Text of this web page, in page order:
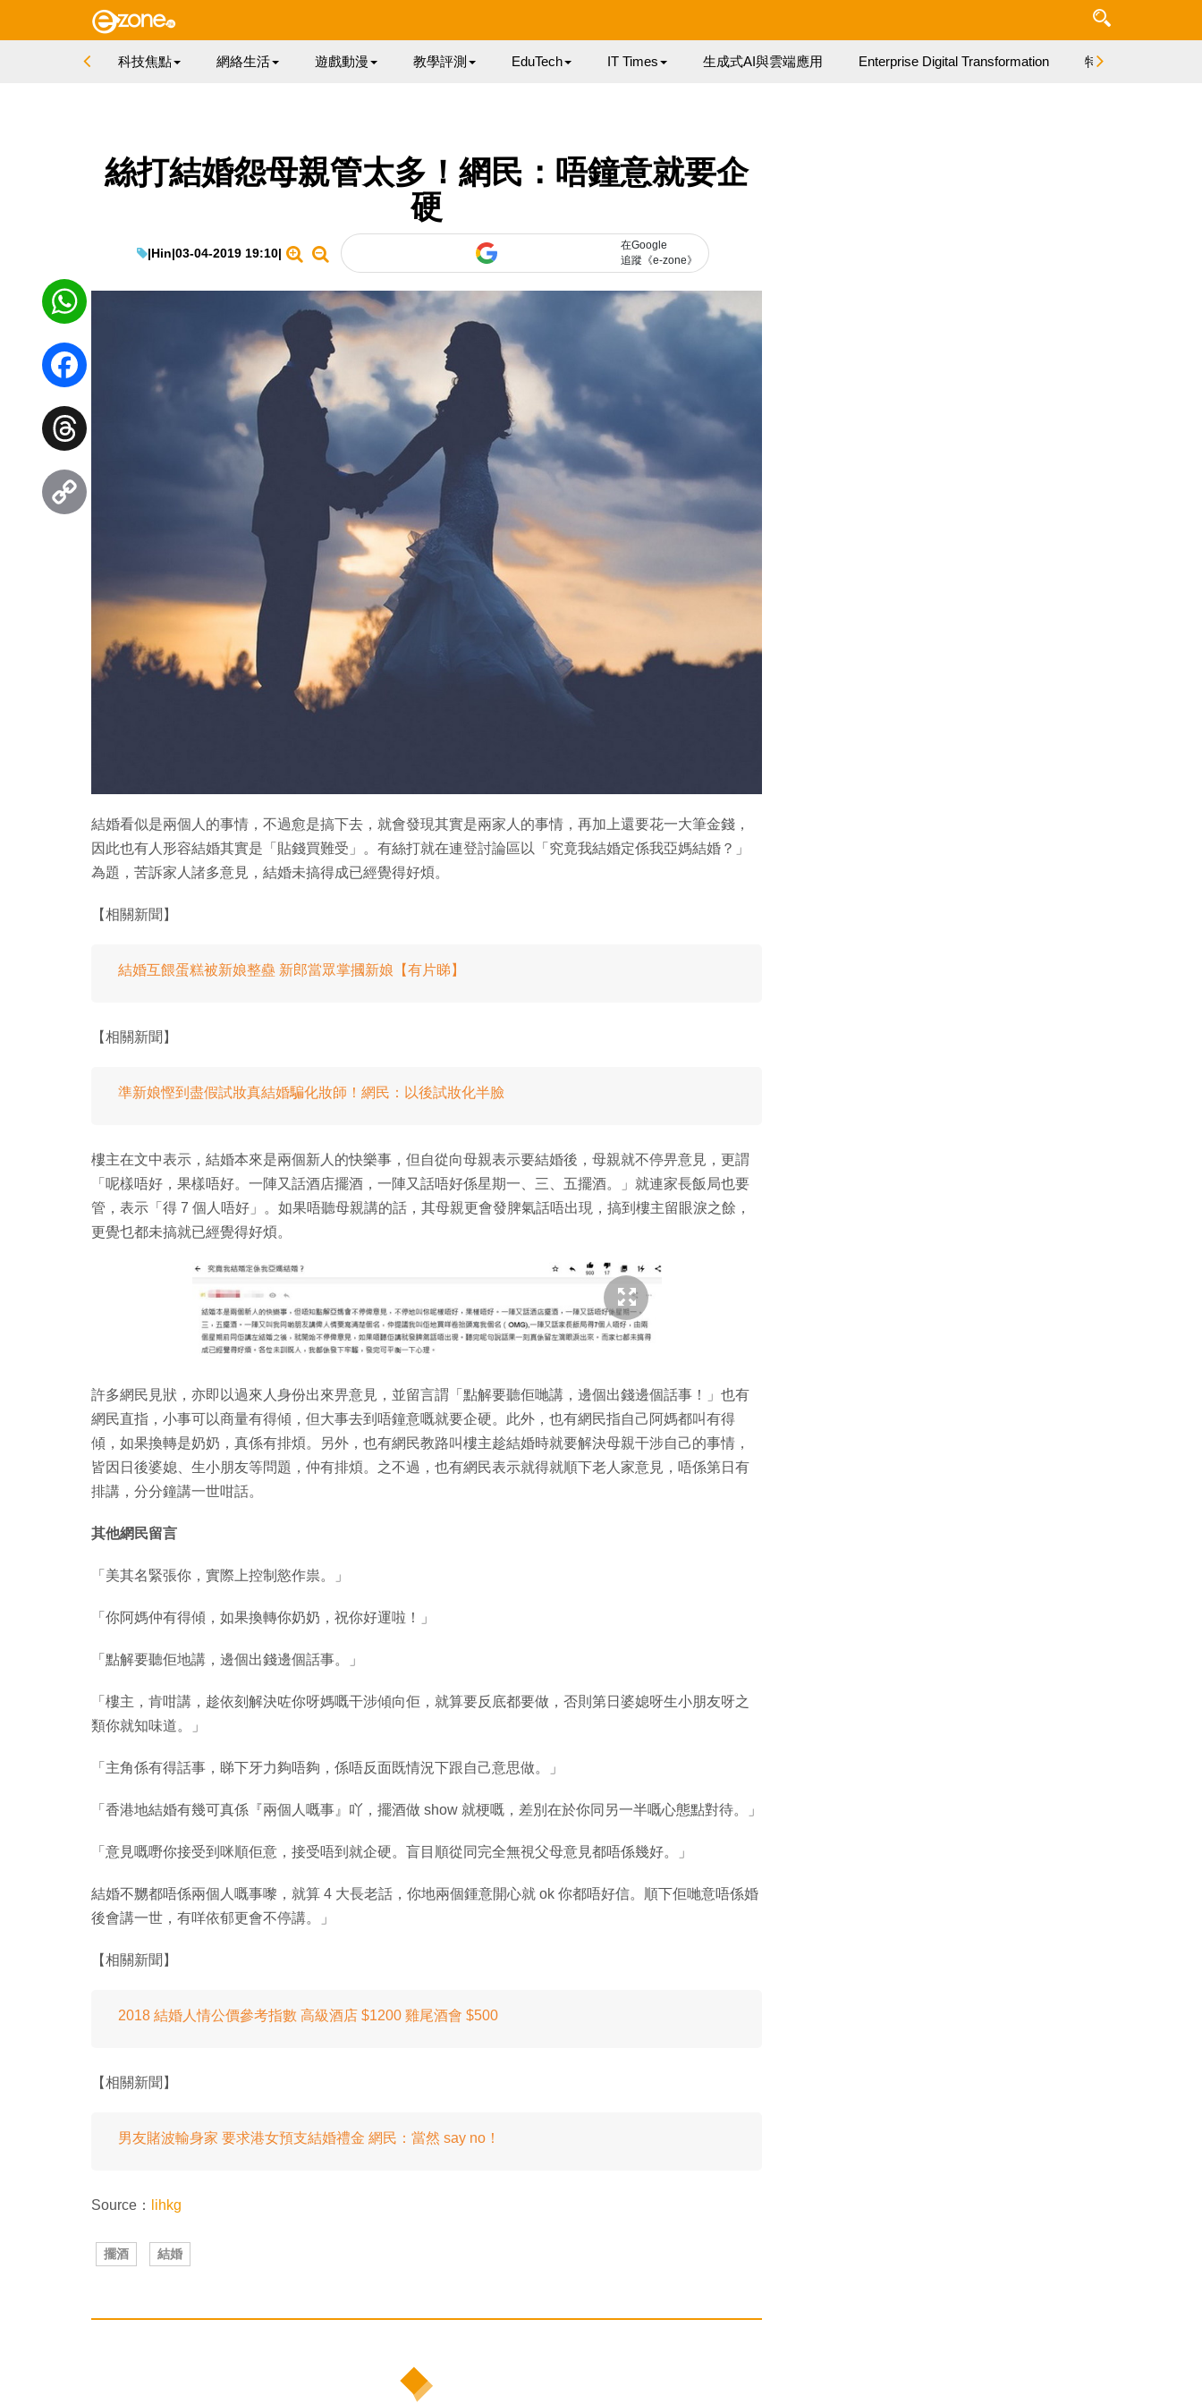
科技焦點 網絡生活 遊戲動漫 教學評測 EduTech IT Times 生成式AI與雲端應用 Enterprise Digital Transformation 特集
絲打結婚怨母親管太多！網民：唔鐘意就要企
硬
|Hin|03-04-2019 19:10|
在Google
追蹤《e-zone》
結婚看似是兩個人的事情，不過愈是搞下去，就會發現其實是兩家人的事情，再加上還要花一大筆金錢，
因此也有人形容結婚其實是「貼錢買難受」。有絲打就在連登討論區以「究竟我結婚定係我亞媽結婚？」
為題，苦訴家人諸多意見，結婚未搞得成已經覺得好煩。
【相關新聞】
結婚互餵蛋糕被新娘整蠱 新郎當眾掌摑新娘【有片睇】
【相關新聞】
準新娘慳到盡假試妝真結婚騙化妝師！網民：以後試妝化半臉
樓主在文中表示，結婚本來是兩個新人的快樂事，但自從向母親表示要結婚後，母親就不停畀意見，更謂
「呢樣唔好，果樣唔好。一陣又話酒店擺酒，一陣又話唔好係星期一、三、五擺酒。」就連家長飯局也要
管，表示「得 7 個人唔好」。如果唔聽母親講的話，其母親更會發脾氣話唔出現，搞到樓主留眼淚之餘，
更覺乜都未搞就已經覺得好煩。
許多網民見狀，亦即以過來人身份出來畀意見，並留言謂「點解要聽佢哋講，邊個出錢邊個話事！」也有
網民直指，小事可以商量有得傾，但大事去到唔鐘意嘅就要企硬。此外，也有網民指自己阿媽都叫有得
傾，如果換轉是奶奶，真係有排煩。另外，也有網民教路叫樓主趁結婚時就要解決母親干涉自己的事情，
皆因日後婆媳、生小朋友等問題，仲有排煩。之不過，也有網民表示就得就順下老人家意見，唔係第日有
排講，分分鐘講一世咁話。
其他網民留言
「美其名緊張你，實際上控制慾作祟。」
「你阿媽仲有得傾，如果換轉你奶奶，祝你好運啦！」
「點解要聽佢地講，邊個出錢邊個話事。」
「樓主，肯咁講，趁依刻解決咗你呀媽嘅干涉傾向佢，就算要反底都要做，否則第日婆媳呀生小朋友呀之
類你就知味道。」
「主角係有得話事，睇下牙力夠唔夠，係唔反面既情況下跟自己意思做。」
「香港地結婚有幾可真係『兩個人嘅事』吖，擺酒做 show 就梗嘅，差別在於你同另一半嘅心態點對待。」
「意見嘅嘢你接受到咪順佢意，接受唔到就企硬。盲目順從同完全無視父母意見都唔係幾好。」
結婚不嬲都唔係兩個人嘅事嚟，就算 4 大長老話，你地兩個鍾意開心就 ok 你都唔好信。順下佢哋意唔係婚
後會講一世，有咩依郁更會不停講。」
【相關新聞】
2018 結婚人情公價參考指數 高級酒店 $1200 雞尾酒會 $500
【相關新聞】
男友賭波輸身家 要求港女預支結婚禮金 網民：當然 say no！
Source： lihkg
擺酒 結婚
WhatsApp
Facebook
Threads